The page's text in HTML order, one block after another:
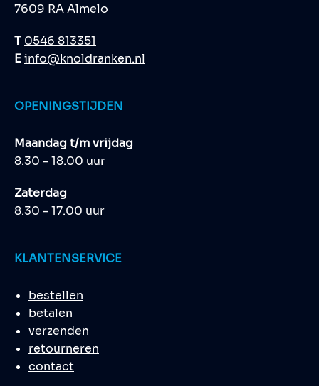
7609 RA Almelo
T 0546 813351
Einfo@knoldranken.nl
OPENINGSTIJDEN
Maandag t/m vrijdag
8.30 – 18.00 uur
Zaterdag
8.30 – 17.00 uur
KLANTENSERVICE
bestellen
betalen
verzenden
retourneren
contact